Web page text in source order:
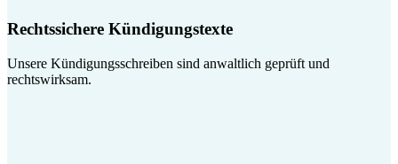
Rechtssichere Kündigungstexte
Unsere Kündigungsschreiben sind anwaltlich geprüft und
rechtswirksam.